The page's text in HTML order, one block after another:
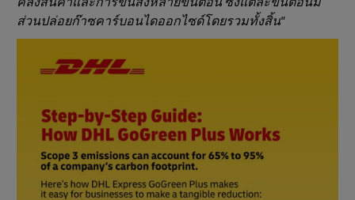
ส่วนปล่อยก๊าซคาร์บอนไดออกไซด์โดยรวมทั้งสิ้น"